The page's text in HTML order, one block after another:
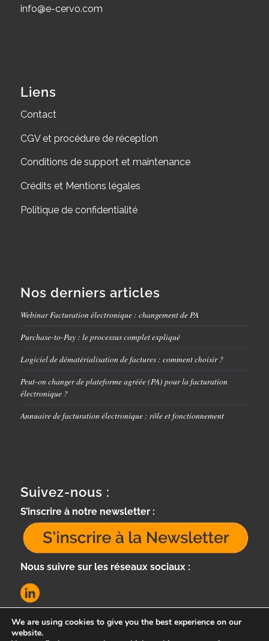
info@e-cervo.com
Liens
Contact
CGV et procédure de réception
Conditions de support et maintenance
Crédits et Mentions légales
Politique de confidentialité
Nos derniers articles
Webinar Facturation électronique : changement de PA
Purchase-to-Pay : le processus complet expliqué
Logiciel de dématérialisation de factures : comment choisir ?
Peut-on changer de plateforme agréée (PA) pour la facturation
électronique ?
Annuaire de facturation électronique : rôle et fonctionnement
Suivez-nous :
S’inscrire à notre newsletter :
Nous suivre sur les réseaux sociaux :
We are using cookies to give you the best experience on our
website.